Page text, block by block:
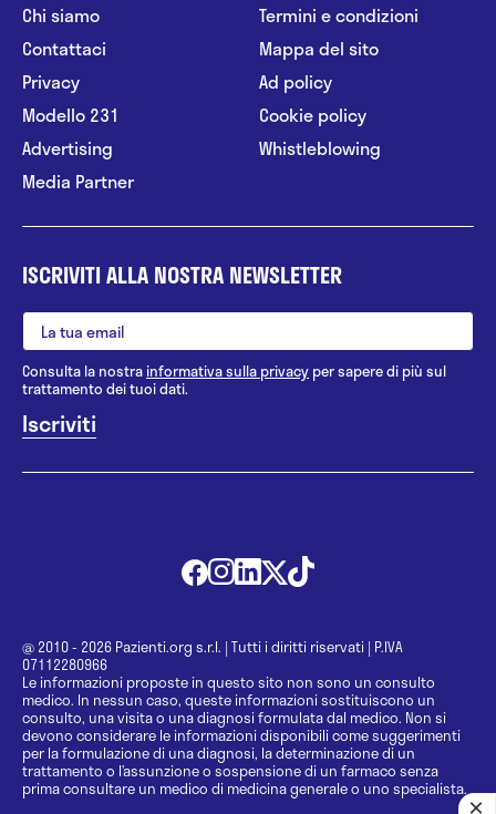
Chi siamo
Contattaci
Privacy
Modello 231
Advertising
Media Partner
Termini e condizioni
Mappa del sito
Ad policy
Cookie policy
Whistleblowing
ISCRIVITI ALLA NOSTRA NEWSLETTER
Consulta la nostrainformativa sulla privacy per sapere di più sul
trattamento dei tuoi dati.
@ 2010 - 2026 Pazienti.org s.r.l. | Tutti i diritti riservati | P.IVA
07112280966
Le informazioni proposte in questo sito non sono un consulto
medico. In nessun caso, queste informazioni sostituiscono un
consulto, una visita o una diagnosi formulata dal medico. Non si
devono considerare le informazioni disponibili come suggerimenti
per la formulazione di una diagnosi, la determinazione di un
trattamento o l’assunzione o sospensione di un farmaco senza
prima consultare un medico di medicina generale o uno specialista.